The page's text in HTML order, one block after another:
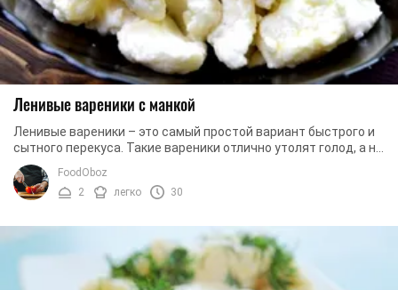
Ленивые вареники с манкой
Ленивые вареники – это самый простой вариант быстрого и
сытного перекуса. Такие вареники отлично утолят голод, а на
их приготовление вы потратите не ...
FoodOboz
2
легко 30